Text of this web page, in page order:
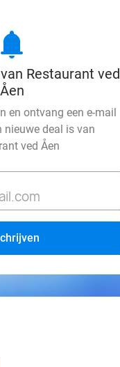
notifications
Restaurant ved
Åen
en ontvang een e-mail
nieuwe deal is van
ved Åen